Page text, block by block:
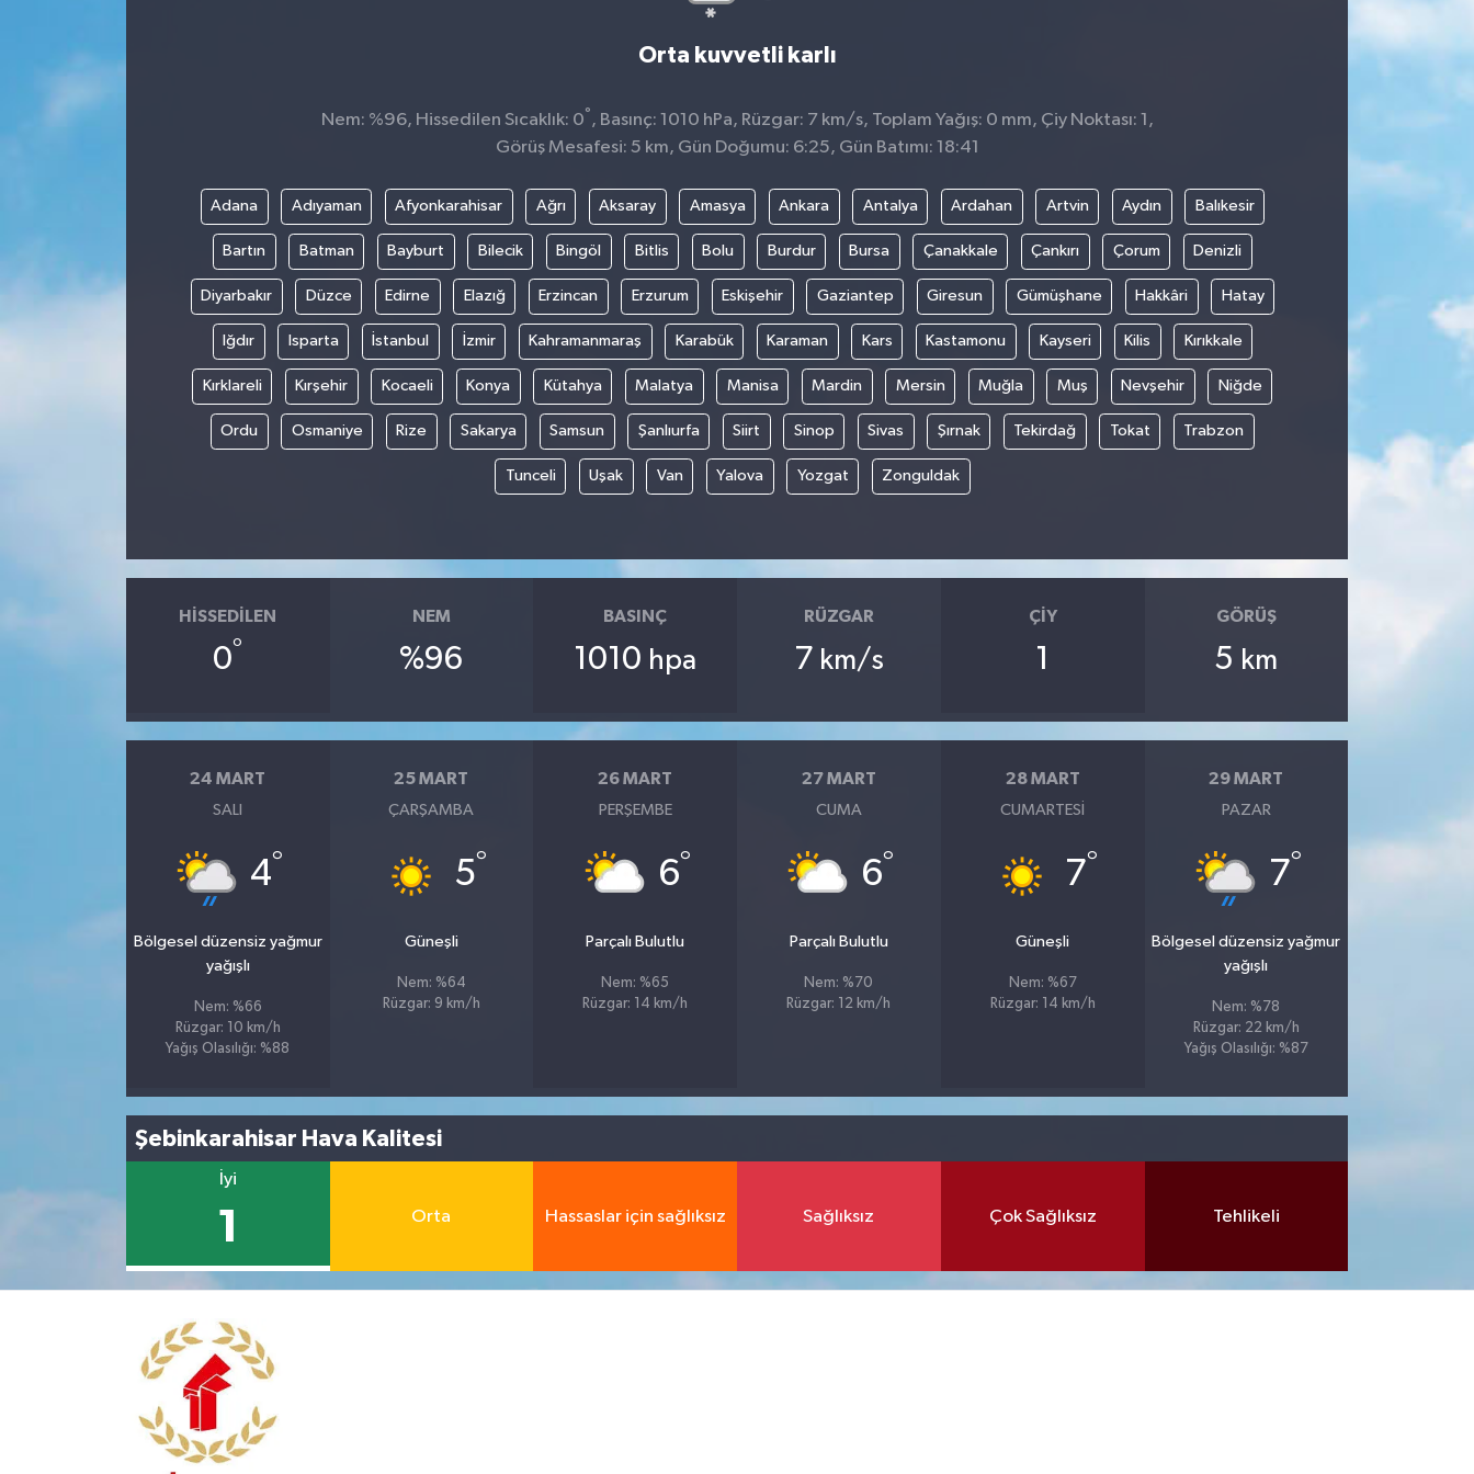
Orta kuvvetli karlı
Nem: %96, Hissedilen Sıcaklık: 0° , Basınç: 1010 hPa, Rüzgar: 7 km/s, Toplam Yağış: 0 mm, Çiy Noktası: 1,
Görüş Mesafesi: 5 km, Gün Doğumu: 6:25, Gün Batımı: 18:41
Adana Adıyaman Afyonkarahisar Ağrı Aksaray Amasya Ankara Antalya Ardahan Artvin Aydın Balıkesir
Bartın Batman Bayburt Bilecik Bingöl Bitlis Bolu Burdur Bursa Çanakkale Çankırı Çorum Denizli
Diyarbakır Düzce Edirne Elazığ Erzincan Erzurum Eskişehir Gaziantep Giresun Gümüşhane Hakkâri Hatay
Iğdır Isparta İstanbul İzmir Kahramanmaraş Karabük Karaman Kars Kastamonu Kayseri Kilis Kırıkkale
Kırklareli Kırşehir Kocaeli Konya Kütahya Malatya Manisa Mardin Mersin Muğla Muş Nevşehir Niğde
Ordu Osmaniye Rize Sakarya Samsun Şanlıurfa Siirt Sinop Sivas Şırnak Tekirdağ Tokat Trabzon
Tunceli Uşak Van Yalova Yozgat Zonguldak
HISSEDILEN
0°
NEM
%96
BASINÇ
1010 hpa
RÜZGAR
7 km/s
ÇIY
1
GÖRÜŞ
5 km
24 MART
SALI
4°
Bölgesel düzensiz yağmur
yağışlı
Nem: %66
Rüzgar: 10 km/h
Yağış Olasılığı: %88
25 MART
ÇARŞAMBA
5°
Güneşli
Nem: %64
Rüzgar: 9 km/h
26 MART
PERŞEMBE
6°
Parçalı Bulutlu
Nem: %65
Rüzgar: 14 km/h
27 MART
CUMA
6°
Parçalı Bulutlu
Nem: %70
Rüzgar: 12 km/h
28 MART
CUMARTESI
7°
Güneşli
Nem: %67
Rüzgar: 14 km/h
29 MART
PAZAR
7°
Bölgesel düzensiz yağmur
yağışlı
Nem: %78
Rüzgar: 22 km/h
Yağış Olasılığı: %87
Şebinkarahisar Hava Kalitesi
İyi
1 Orta Hassaslar için sağlıksız Sağlıksız Çok Sağlıksız Tehlikeli
PROJELER İNGİLİZCE
YEREL MEDYA RAPORU